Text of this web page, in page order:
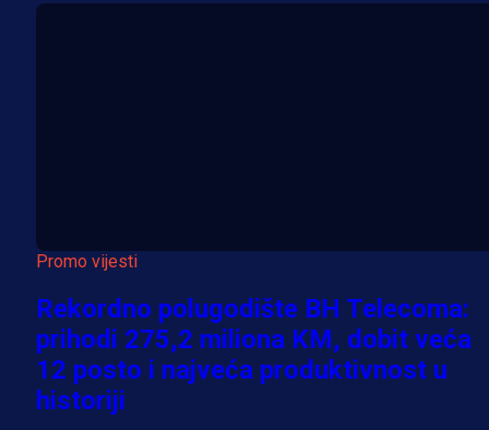
Promo vijesti
Rekordno polugodište BH Telecoma:
prihodi 275,2 miliona KM, dobit veća
12 posto i najveća produktivnost u
historiji